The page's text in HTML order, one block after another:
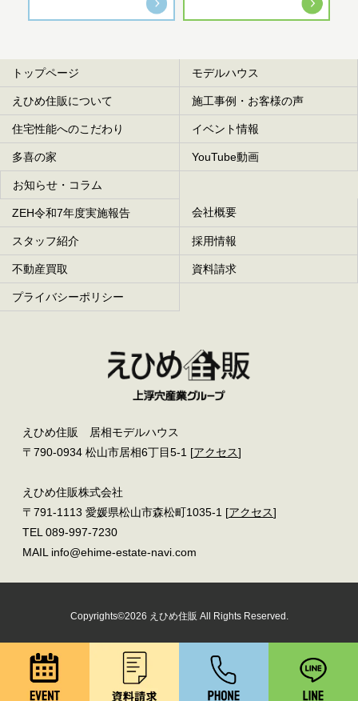
トップページ モデルハウス
えひめ住販について 施工事例・お客様の声
住宅性能へのこだわり イベント情報
多喜の家 YouTube動画
お知らせ・コラム
ZEH令和7年度実施報告 会社概要
スタッフ紹介 採用情報
不動産買取 資料請求
プライバシーポリシー
えひめ住販 居相モデルハウス
〒790-0934 松山市居相6丁目5-1 [アクセス]
えひめ住販株式会社
〒791-1113 愛媛県松山市森松町1035-1 [アクセス]
TEL 089-997-7230
MAIL info@ehime-estate-navi.com
Copyrights©2026 えひめ住販 All Rights Reserved.